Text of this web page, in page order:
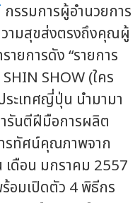
กรรมการผู้อำนวยการ
ามสุขส่งตรงถึงคุณผู้
ยการดัง “รายการ
SHOW (ใคร
ระเทศญี่ปุ่น นำมามา
รันตีฝีมือการผลิต
รทัศน์คุณภาพจาก
เดือน มกราคม 2557
อมเปิดตัว 4 พิธีกร